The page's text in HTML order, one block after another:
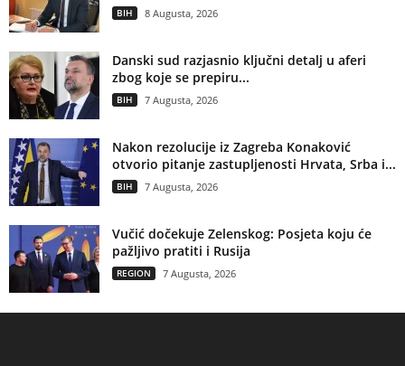
BIH 8 Augusta, 2026
Danski sud razjasnio ključni detalj u aferi
zbog koje se prepiru...
BIH 7 Augusta, 2026
Nakon rezolucije iz Zagreba Konaković
otvorio pitanje zastupljenosti Hrvata, Srba i...
BIH 7 Augusta, 2026
Vučić dočekuje Zelenskog: Posjeta koju će
pažljivo pratiti i Rusija
REGION 7 Augusta, 2026